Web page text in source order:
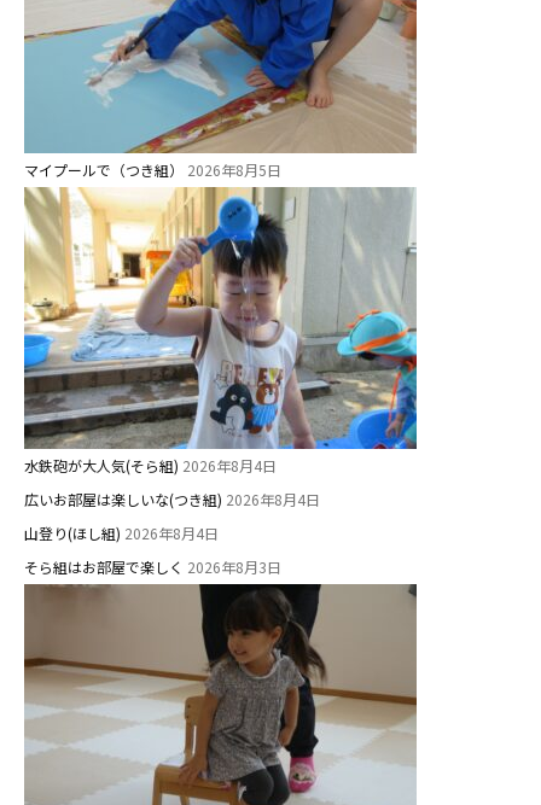
マイプールで（つき組） 2026年8月5日
水鉄砲が大人気(そら組) 2026年8月4日
広いお部屋は楽しいな(つき組) 2026年8月4日
山登り(ほし組) 2026年8月4日
そら組はお部屋で楽しく 2026年8月3日